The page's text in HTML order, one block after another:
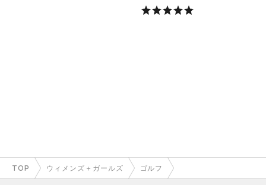
TOP ウィメンズ＋ガールズ ゴルフ